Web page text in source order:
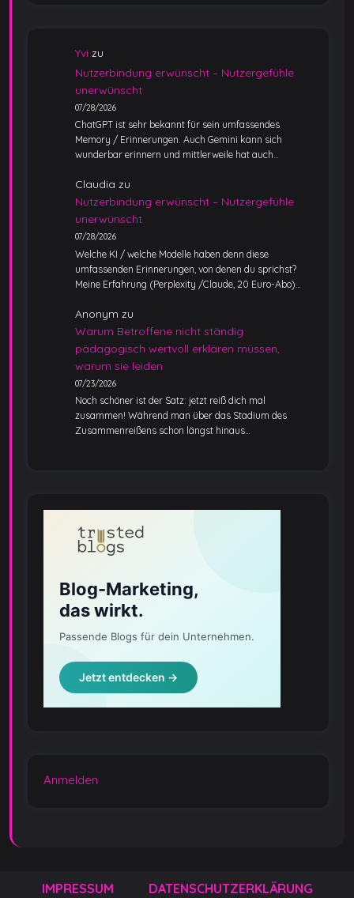
Yvi zu
Nutzerbindung erwünscht – Nutzergefühle
unerwünscht
07/28/2026
ChatGPT ist sehr bekannt für sein umfassendes
Memory / Erinnerungen. Auch Gemini kann sich
wunderbar erinnern und mittlerweile hat auch…
Claudia zu
Nutzerbindung erwünscht – Nutzergefühle
unerwünscht
07/28/2026
Welche KI / welche Modelle haben denn diese
umfassenden Erinnerungen, von denen du sprichst?
Meine Erfahrung (Perplexity /Claude, 20 Euro-Abo)…
Anonym zu
Warum Betroffene nicht ständig
pädagogisch wertvoll erklären müssen,
warum sie leiden
07/23/2026
Noch schöner ist der Satz: jetzt reiß dich mal
zusammen! Während man über das Stadium des
Zusammenreißens schon längst hinaus…
Anmelden
IMPRESSUM DATENSCHUTZERKLÄRUNG